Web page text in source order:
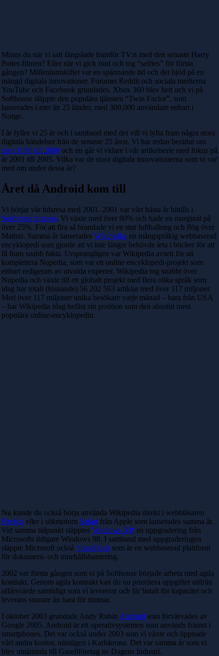
Minns du när vi satt fängslade framför TV:n med den senaste Harry
Potter-filmen? Eller när vi gick runt och tog “selfies” för första
gången? Milleniumskiftet var en spännande tid och det bjöd på en
mängd digitala innovationer. Forumet Reddit och sociala medierna
YouTube och Facebook grundades. Xbox 360 blev hett och vi på
Softhouse släppte den populära tjänsten “Twin Factor”, som
lanserades i mer än 25 länder, med 300.000 användare enbart i
Norge.
I år fyller vi 25 år och i samband med det vill vi lyfta fram några stora
digitala händelser från de senaste 25 åren. Vi har redan berättat om
åren 1996 till 2000 och nu går vi vidare i vår artikelserie med fokus på
år 2001 till 2005. Vilka var de stora digitala innovationerna som vi var
med om under dessa år?
Året då Android kom till
Vi börjar vår tidsresa med 2001. 2001 var vårt bästa år hittills i
Softhouse historia. Vi växte med över 80% och hade en marginal på
över 25%. För att fira så brandade vi en stor luftballong och flög över
Malmö. Samma år lanserades Wikipedia, en mångspråkig webbaserad
encyklopedi som gjorde att vi inte längre behövde leta i böcker för att
få fram snabb fakta. Ursprungligen var Wikipedia avsett för att
komplettera Nupedia, som var ett online encyklopedi-projekt som
enbart redigerats av utvalda experter. Wikipedia tog snabbt över
Nupedia och växte till ett globalt projekt med flera olika språk som
idag har totalt (hisnande) 56 202 563 artiklar med över 117 miljoner.
Med över 117 miljoner unika besökare varje månad – bara från USA
– har Wikipedia idag befäst sin position som den absolut mest
populära online-encyklopedin.
Nu kunde du också börja använda Wikipedia direkt i webbläsaren
Firefox eller i sökmotorn Safari från Apple som lanserades samma år.
Vid samma tidpunkt släpptes Windows XP, en uppgradering från
Microsofts tidigare Windows 98. I samband med uppgraderingen
släppte Microsoft också SharePoint som är en webbaserad plattform
för dokument- och innehållshantering.
2002 var första gången som vi på Softhouse började arbeta med agila
kontrakt. Genom agila kontrakt kan du nu prioritera uppgifter utifrån
affärsvärde samtidigt som vi levererar och får betalt för kapacitet och
leverans snarare än bara för timmar.
I oktober 2003 grundade Andy Rubin Android som förvärvades av
Google 2005. Android är ett operativsystemen som används främst i
smartphones. Det var också under 2003 som vi växte och öppnade
vårt andra kontor, nämligen i Karlskrona. Det var samma år som vi
blev utnämnda till Gasellföretag av Dagens Industri.